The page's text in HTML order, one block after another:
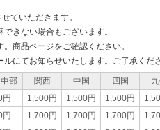
ていただきます。
きない場合もございます。
商品ページをご確認ください。
にてお知らせいたします。ご了承くださ
部 関西 中国 四国
円 1,500円 1,500円 1,500円
円 1,700円 1,700円 1,700円